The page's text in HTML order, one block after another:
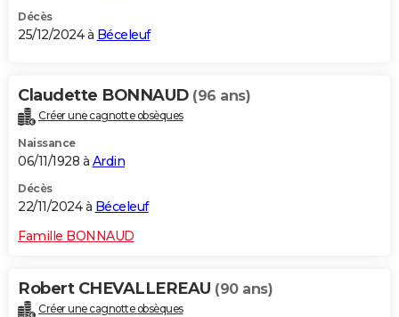
Décès
25/12/2024 à Béceleuf
Claudette BONNAUD (96 ans)
Créer une cagnotte obsèques
Naissance
06/11/1928 à Ardin
Décès
22/11/2024 à Béceleuf
Famille BONNAUD
Robert CHEVALLEREAU (90 ans)
Créer une cagnotte obsèques